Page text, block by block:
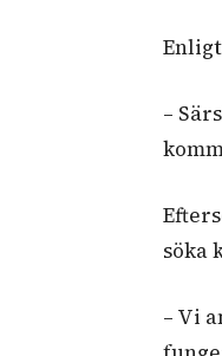
–
söka
– Vi